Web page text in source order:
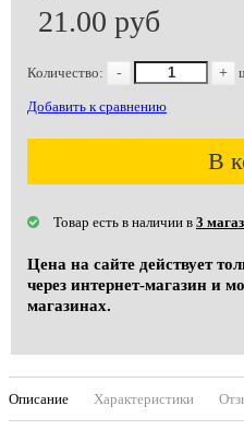
21.00 руб
Количество: - +
Добавить к сравнению
В
Товар есть в наличии в 3
Цена на сайте действует
через интернет-магазин и
магазинах.
Описание Характеристики